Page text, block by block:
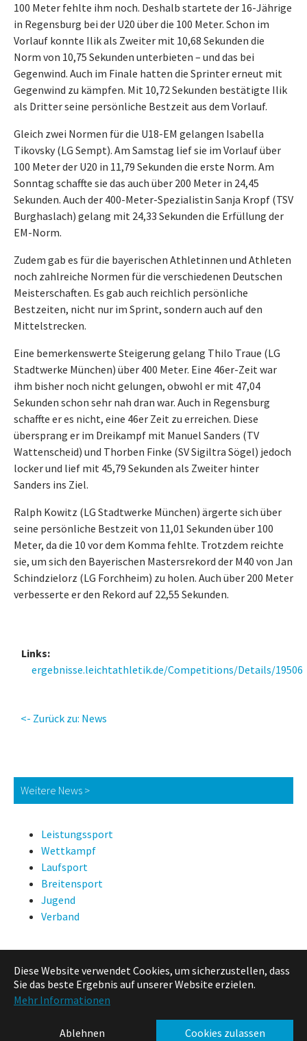
Diese Website verwendet Cookies, um sicherzustellen, dass
Sie das beste Ergebnis auf unserer Website erzielen.
Mehr Informationen
Ablehnen Cookies zulassen
100 Meter fehlte ihm noch. Deshalb startete der 16-Jährige
in Regensburg bei der U20 über die 100 Meter. Schon im
Vorlauf konnte Ilik als Zweiter mit 10,68 Sekunden die
Norm von 10,75 Sekunden unterbieten – und das bei
Gegenwind. Auch im Finale hatten die Sprinter erneut mit
Gegenwind zu kämpfen. Mit 10,72 Sekunden bestätigte Ilik
als Dritter seine persönliche Bestzeit aus dem Vorlauf.
Gleich zwei Normen für die U18-EM gelangen Isabella
Tikovsky (LG Sempt). Am Samstag lief sie im Vorlauf über
100 Meter der U20 in 11,79 Sekunden die erste Norm. Am
Sonntag schaffte sie das auch über 200 Meter in 24,45
Sekunden. Auch der 400-Meter-Spezialistin Sanja Kropf (TSV
Burghaslach) gelang mit 24,33 Sekunden die Erfüllung der
EM-Norm.
Zudem gab es für die bayerischen Athletinnen und Athleten
noch zahlreiche Normen für die verschiedenen Deutschen
Meisterschaften. Es gab auch reichlich persönliche
Bestzeiten, nicht nur im Sprint, sondern auch auf den
Mittelstrecken.
Eine bemerkenswerte Steigerung gelang Thilo Traue (LG
Stadtwerke München) über 400 Meter. Eine 46er-Zeit war
ihm bisher noch nicht gelungen, obwohl er mit 47,04
Sekunden schon sehr nah dran war. Auch in Regensburg
schaffte er es nicht, eine 46er Zeit zu erreichen. Diese
übersprang er im Dreikampf mit Manuel Sanders (TV
Wattenscheid) und Thorben Finke (SV Sigiltra Sögel) jedoch
locker und lief mit 45,79 Sekunden als Zweiter hinter
Sanders ins Ziel.
Ralph Kowitz (LG Stadtwerke München) ärgerte sich über
seine persönliche Bestzeit von 11,01 Sekunden über 100
Meter, da die 10 vor dem Komma fehlte. Trotzdem reichte
sie, um sich den Bayerischen Mastersrekord der M40 von Jan
Schindzielorz (LG Forchheim) zu holen. Auch über 200 Meter
verbesserte er den Rekord auf 22,55 Sekunden.
Links:
ergebnisse.leichtathletik.de/Competitions/Details/19506
<- Zurück zu: News
Weitere News >
Leistungssport
Wettkampf
Laufsport
Breitensport
Jugend
Verband
News Suche